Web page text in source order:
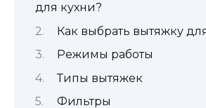
для кухни?
Как выбрать вытяжку
Режимы работы
Типы вытяжек
Фильтры